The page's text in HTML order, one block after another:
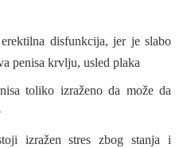
disfunkcija, jer je slabo
penisa krvlju, usled plaka
toliko izraženo da može da
izražen stres zbog stanja i